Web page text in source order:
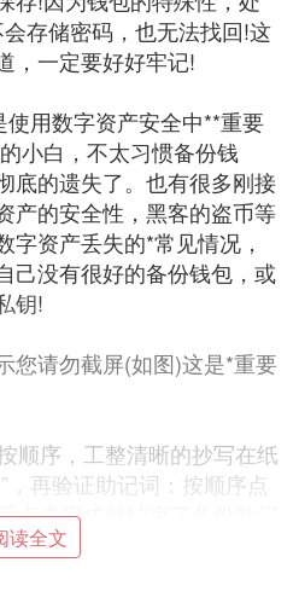
存储密码，也无法找回!这
，一定要好好牢记!
用数字资产安全中**重要
小白，不太习惯备份钱
底的遗失了。也有很多刚接
产的安全性，黑客的盗币等
字资产丢失的*常见情况，
己没有很好的备份钱包，或
钥!
您请勿截屏(如图)这是*重要
顺序，工整清晰的抄写在纸
，再验证助记词：按顺序点
点击完成就结束了备份助记
读全文